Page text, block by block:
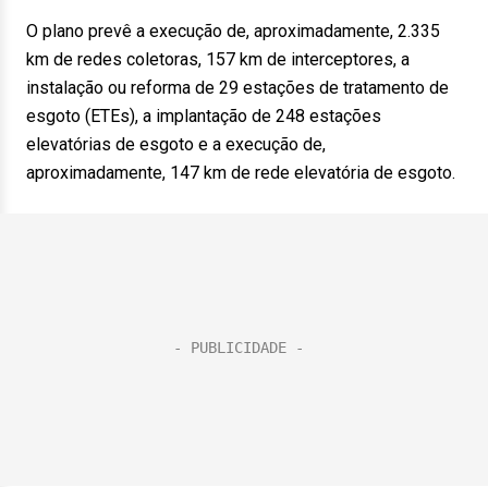
O plano prevê a execução de, aproximadamente, 2.335
km de redes coletoras, 157 km de interceptores, a
instalação ou reforma de 29 estações de tratamento de
esgoto (ETEs), a implantação de 248 estações
elevatórias de esgoto e a execução de,
aproximadamente, 147 km de rede elevatória de esgoto.